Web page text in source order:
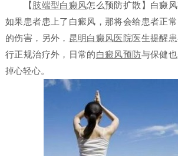
【 肢端型白癜风怎么预防扩散】 白癜
如果患者患上了白癜风，那将会给患者正
的伤害，另外， 昆明白癜风医院医生提醒
行正规治疗外，日常的白癜风预防与保健
掉心轻心。